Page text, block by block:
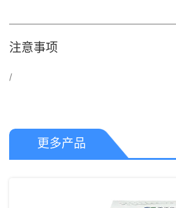
注意事项
/
更多产品